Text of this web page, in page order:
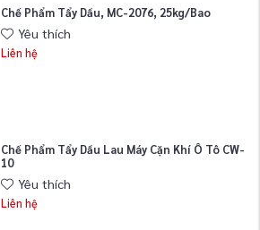
Chế Phẩm Tẩy Dầu, MC-2076, 25kg/bao
Yêu thích
Liên hệ
Chế Phẩm Tẩy Dầu Lau Máy Cặn Khí Ô Tô CW-
10
Yêu thích
Liên hệ